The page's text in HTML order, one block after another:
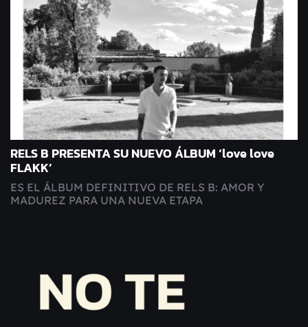
RELS B PRESENTA SU NUEVO ÁLBUM ‘love love
FLAKK’
ES EL ÁLBUM DEFINITIVO DE RELS B: AMOR Y
MADUREZ PARA UNA NUEVA ETAPA